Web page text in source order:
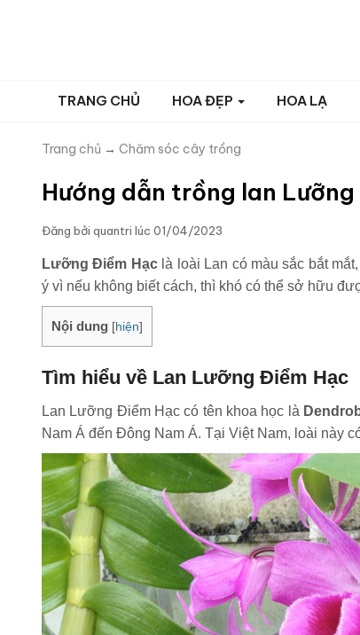
TRANG CHỦ HOA ĐẸP HOA LẠ
Trang chủ → Chăm sóc cây trồng
Hướng dẫn trồng lan
Đăng bởi quantri lúc 01/04/2023
Lưỡng Điểm Hạclà loài Lan có màu sắc bắt
ý vì nếu không biết cách, thì khó có thể sở hữu
Nội dung [hiện]
Tìm hiểu về Lan Lưỡng Điểm Hạc
Lan Lưỡng Điểm Hạc có tên khoa học là
Nam Á đến Đông Nam Á. Tại Việt Nam, loài này